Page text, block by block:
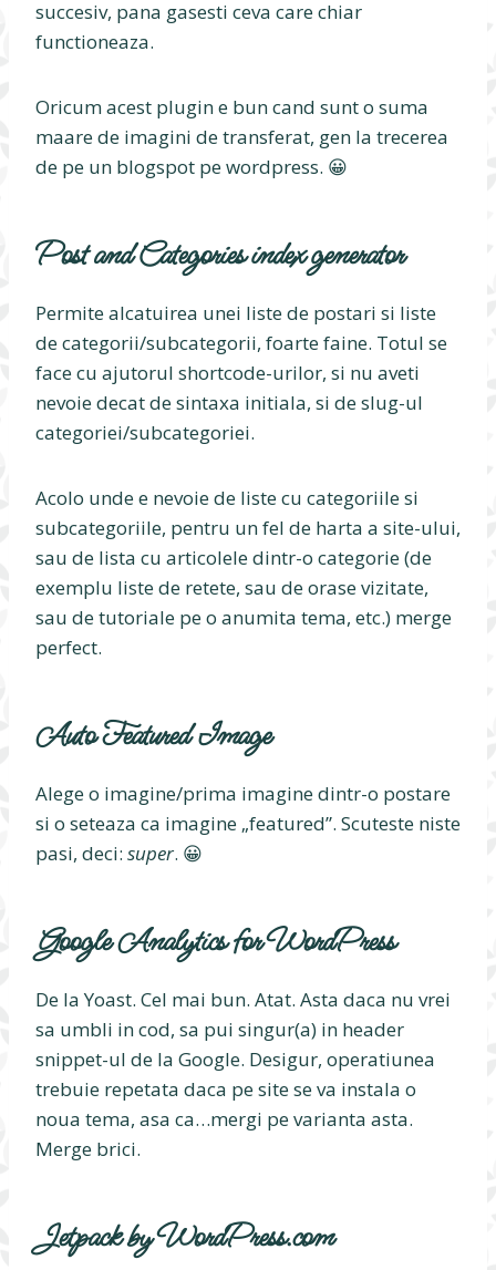
succesiv, pana gasesti ceva care chiar
functioneaza.
Oricum acest plugin e bun cand sunt o suma
maare de imagini de transferat, gen la trecerea
de pe un blogspot pe wordpress. 😀
Post and Categories index generator
Permite alcatuirea unei liste de postari si liste
de categorii/subcategorii, foarte faine. Totul se
face cu ajutorul shortcode-urilor, si nu aveti
nevoie decat de sintaxa initiala, si de slug-ul
categoriei/subcategoriei.
Acolo unde e nevoie de liste cu categoriile si
subcategoriile, pentru un fel de harta a site-ului,
sau de lista cu articolele dintr-o categorie (de
exemplu liste de retete, sau de orase vizitate,
sau de tutoriale pe o anumita tema, etc.) merge
perfect.
Auto Featured Image
Alege o imagine/prima imagine dintr-o postare
si o seteaza ca imagine „featured”. Scuteste niste
pasi, deci: super. 😀
Google Analytics for WordPress
De la Yoast. Cel mai bun. Atat. Asta daca nu vrei
sa umbli in cod, sa pui singur(a) in header
snippet-ul de la Google. Desigur, operatiunea
trebuie repetata daca pe site se va instala o
noua tema, asa ca…mergi pe varianta asta.
Merge brici.
Jetpack by WordPress.com